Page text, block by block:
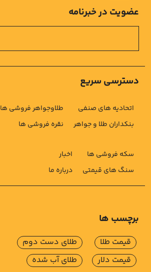
دسترسی سریع
اتحادیه های صنفی
بنکداران طلا و جواهر
طلاوجواهر فروشی ها
نقره فروشی ها
سکه فروشی ها
سنگ های قیمتی
اخبار
درباره ما
عضویت در خبرنامه
برچسب ها
قیمت طلا
قیمت دلار
طلای دست دوم
طلای آب شده